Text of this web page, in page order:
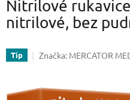
Nitrilové
nitrilové, bez
Tip Značka: MERCATOR